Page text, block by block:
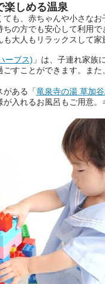
楽しめる温泉
も、赤ちゃんや小さな
ちの方でも安心して利用
大人もリラックスして家
ーブス) 」は、子連れ家族
すことができます。ま
がある「竜泉寺の湯 草加
入れるお風呂もご用意